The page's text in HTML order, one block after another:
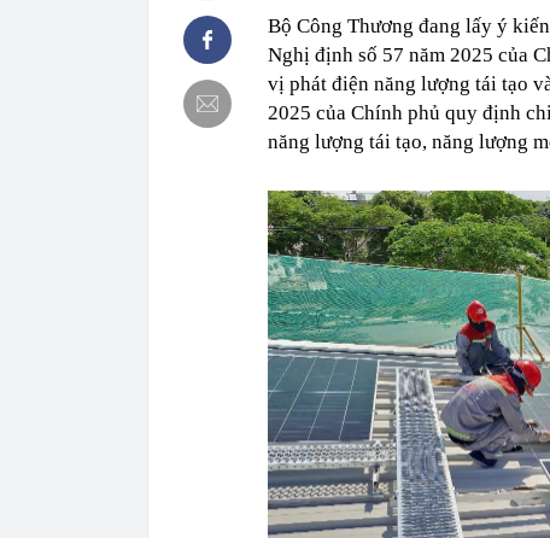
lĩnh vực nông
10:45
Ngày 12/8 sắp
đợi khoảnh
10:42
Tin vào lời
online cho
10:41
Samsung,
đang xuất
10:40
[CLIP]: Toàn
10:36
Thông tin
bay Đức
Bộ Công Thương đang lấy ý
Nghị định số 57 năm 2025 của
vị phát điện năng lượng tái tạo
2025 của Chính phủ quy định
năng lượng tái tạo, năng lượng